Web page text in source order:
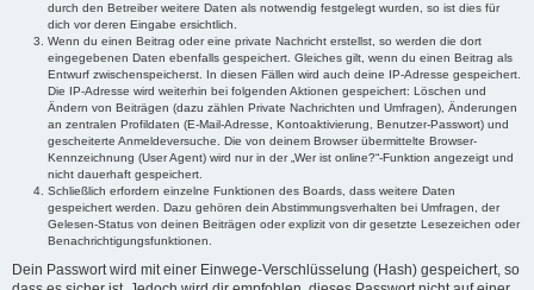
durch den Betreiber weitere Daten als notwendig festgelegt wurden, so ist dies für
dich vor deren Eingabe ersichtlich.
Wenn du einen Beitrag oder eine private Nachricht erstellst, so werden die dort
eingegebenen Daten ebenfalls gespeichert. Gleiches gilt, wenn du einen Beitrag als
Entwurf zwischenspeicherst. In diesen Fällen wird auch deine IP-Adresse gespeichert.
Die IP-Adresse wird weiterhin bei folgenden Aktionen gespeichert: Löschen und
Ändern von Beiträgen (dazu zählen Private Nachrichten und Umfragen), Änderungen
an zentralen Profildaten (E-Mail-Adresse, Kontoaktivierung, Benutzer-Passwort) und
gescheiterte Anmeldeversuche. Die von deinem Browser übermittelte Browser-
Kennzeichnung (User Agent) wird nur in der „Wer ist online?“-Funktion angezeigt und
nicht dauerhaft gespeichert.
Schließlich erfordern einzelne Funktionen des Boards, dass weitere Daten
gespeichert werden. Dazu gehören dein Abstimmungsverhalten bei Umfragen, der
Gelesen-Status von deinen Beiträgen oder explizit von dir gesetzte Lesezeichen oder
Benachrichtigungsfunktionen.
Dein Passwort wird mit einer Einwege-Verschlüsselung (Hash) gespeichert, so